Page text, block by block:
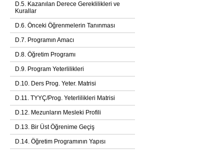
D.5. Kazanılan Derece Gereklilikleri ve
Kurallar
D.6. Önceki Öğrenmelerin Tanınması
D.7. Programın Amacı
D.8. Öğretim Programı
D.9. Program Yeterlilikleri
D.10. Ders Prog. Yeter. Matrisi
D.11. TYYÇ/Prog. Yeterlilikleri Matrisi
D.12. Mezunların Mesleki Profili
D.13. Bir Üst Öğrenime Geçiş
D.14. Öğretim Programının Yapısı